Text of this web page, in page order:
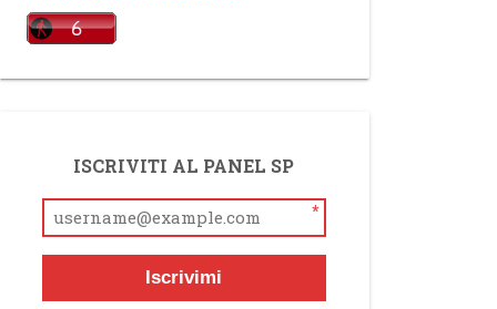
ISCRIVITI AL PANEL SP
*
Iscrivimi